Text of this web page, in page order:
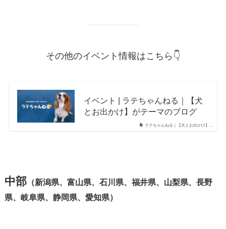
その他のイベント情報はこちら👇
ラテちゃんねる｜【犬とお出かけ】...
イベント | ラテちゃんねる｜【犬
とお出かけ】がテーマのブログ
中部（新潟県、富山県、石川県、福井県、山梨県、長野
県、岐阜県、静岡県、愛知県）